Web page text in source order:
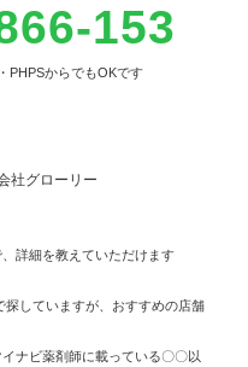
153
PHPSからでもOKです
社グローリー
詳細を教えていただけます
探していますが、おすすめの店舗
ナビ薬剤師に載っている〇〇以